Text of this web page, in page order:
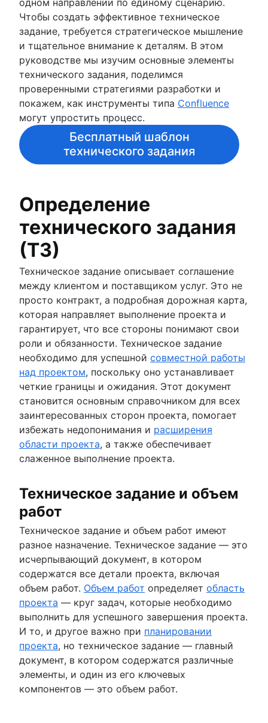
Диаграмма сродства
Модернизация бизнес-процессов
Context diagram
Схемы AWS
UML-диаграммы
Диаграмма SIPOC
Структура распределения работ
Диаграмма спагетти
Диаграммы потоков данных:
ключевые компоненты
ER-диаграмма
Семь интересных и неожиданных
применения баз данных Confluence
Сделайте управление контентом проще с
помощью баз данных Confluence
Решение проблем по методу 8Д
Всеобщее управление качеством
Чтобы создать эффективное техническое
задание, требуется стратегическое мышление
и тщательное внимание к деталям. В этом
руководстве мы изучим основные элементы
технического задания, поделимся
проверенными стратегиями разработки и
покажем, как инструменты типа Confluence
могут упростить процесс.
Бесплатный шаблон
технического задания
Определение
технического задания
(ТЗ)
Техническое задание описывает соглашение
между клиентом и поставщиком услуг. Это не
просто контракт, а подробная дорожная карта,
которая направляет выполнение проекта и
гарантирует, что все стороны понимают свои
роли и обязанности. Техническое задание
необходимо для успешной совместной работы
над проектом, поскольку оно устанавливает
четкие границы и ожидания. Этот документ
становится основным справочником для всех
заинтересованных сторон проекта, помогает
избежать недопонимания и расширения
области проекта, а также обеспечивает
слаженное выполнение проекта.
Техническое задание и объем
работ
Техническое задание и объем работ имеют
разное назначение. Техническое задание — это
исчерпывающий документ, в котором
содержатся все детали проекта, включая
объем работ. Объем работ определяет область
проекта — круг задач, которые необходимо
выполнить для успешного завершения проекта.
И то, и другое важно при планировании
проекта, но техническое задание — главный
документ, в котором содержатся различные
элементы, и один из его ключевых
компонентов — это объем работ.